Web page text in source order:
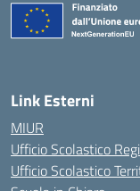
Link Esterni
MIUR
Ufficio Scolastico
Ufficio Scolastico